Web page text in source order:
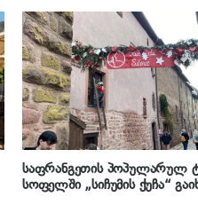
საფრანგეთის პოპულარულ
სოფელში „სიჩუმის ქუჩა“